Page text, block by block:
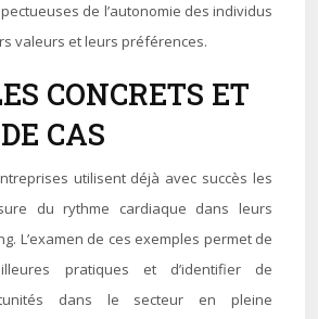
de l’autonomie des individus
valeurs et leurs préférences.
CONCRETS ET
CAS
utilisent déjà avec succès les
du rythme cardiaque dans leurs
L’examen de ces exemples permet de
pratiques et d’identifier de
dans le secteur en pleine